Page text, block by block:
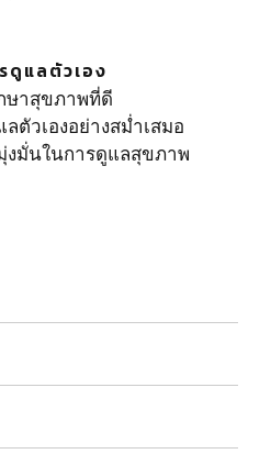
ดูแลตัวเอง
ษาสุขภาพที่ดี
ลตัวเองอย่างสม่ำเสมอ
งมั่นในการดูแลสุขภาพ